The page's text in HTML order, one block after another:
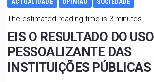
ACTUALIDADE OPINIÃO SOCIEDADE
The estimated reading time is 3 minutes
EIS O RESULTADO DO USO
PESSOALIZANTE DAS
INSTITUIÇÕES PÚBLICAS